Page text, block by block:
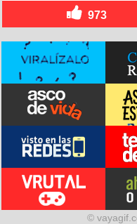
973
Uu... ¡¡casi!!
axioma22el 19 oct 2011, 02:19
Sí, como en el GTA
axioma22el 19 oct 2011, 02:17